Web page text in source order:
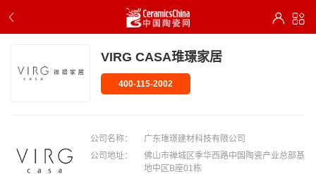
VIRG CASA琟璟家居
400-115-2002
公司名称：
广东琟璟建材科技有限公司
公司地址：
佛山市禅城区季华西路中国陶瓷产业总部基
地中区B座01栋